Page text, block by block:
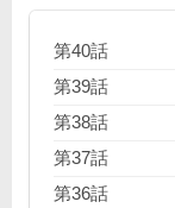
第40話
第39話
第38話
第37話
第36話